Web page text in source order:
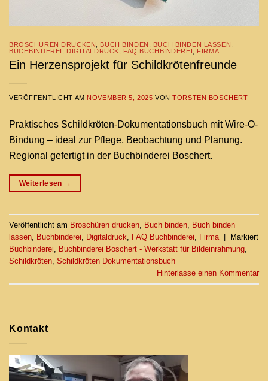
BROSCHÜREN DRUCKEN BUCH BINDEN BUCH BINDEN LASSEN
BUCHBINDEREI
DIGITALDRUCK FAQ BUCHBINDEREI FIRMA
Ein Herzensprojekt für Schildkrötenfreunde
VERÖFFENTLICHT AM NOVEMBER 5, 2025 VONTORSTEN BOSCHERT
Praktisches Schildkröten-Dokumentationsbuch mit Wire-O-
Bindung – ideal zur Pflege, Beobachtung und Planung.
Regional gefertigt in der Buchbinderei Boschert.
Weiterlesen →
Veröffentlicht am Broschüren drucken Buch binden Buch binden
lassen Buchbinderei Digitaldruck FAQ Buchbinderei Firma | Markiert
Buchbinderei
Buchbinderei Boschert - Werkstatt für Bildeinrahmung
Schildkröten Schildkröten Dokumentationsbuch
Hinterlasse einen Kommentar
Kontakt